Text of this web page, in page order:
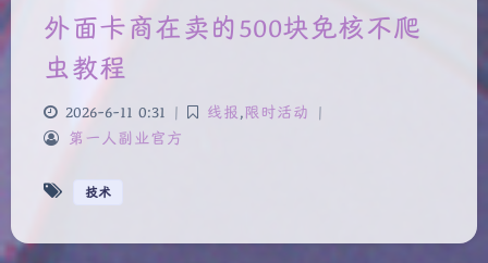
外面卡商在卖的500块免核不爬
虫教程
2026-6-11 0:31 | 线报 ,限时活动
|
第一人副业官方
技术